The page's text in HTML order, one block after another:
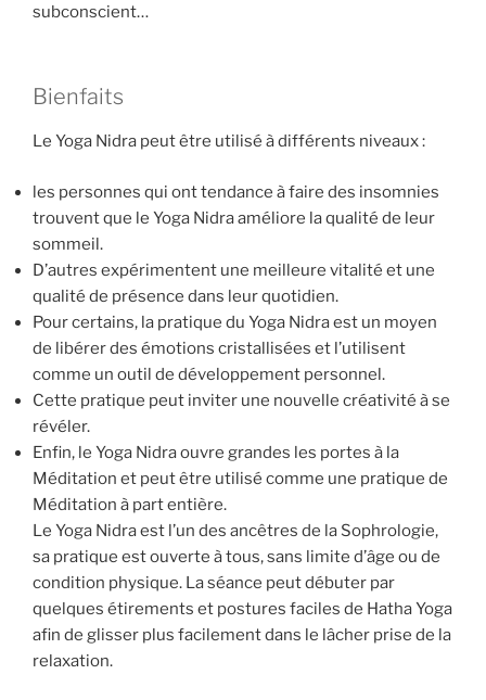
subconscient…
Bienfaits
Le Yoga Nidra peut être utilisé à différents niveaux :
les personnes qui ont tendance à faire des insomnies
trouvent que le Yoga Nidra améliore la qualité de leur
sommeil.
D’autres expérimentent une meilleure vitalité et une
qualité de présence dans leur quotidien.
Pour certains, la pratique du Yoga Nidra est un moyen
de libérer des émotions cristallisées et l’utilisent
comme un outil de développement personnel.
Cette pratique peut inviter une nouvelle créativité à se
révéler.
Enfin, le Yoga Nidra ouvre grandes les portes à la
Méditation et peut être utilisé comme une pratique de
Méditation à part entière.
Le Yoga Nidra est l’un des ancêtres de la Sophrologie,
sa pratique est ouverte à tous, sans limite d’âge ou de
condition physique. La séance peut débuter par
quelques étirements et postures faciles de Hatha Yoga
afin de glisser plus facilement dans le lâcher prise de la
relaxation.